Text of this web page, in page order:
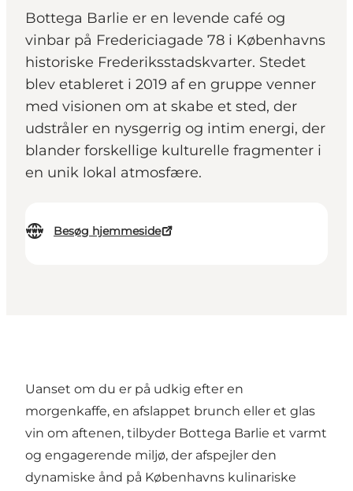
Bottega Barlie er en levende café og
vinbar på Fredericiagade 78 i Københavns
historiske Frederiksstadskvarter. Stedet
blev etableret i 2019 af en gruppe venner
med visionen om at skabe et sted, der
udstråler en nysgerrig og intim energi, der
blander forskellige kulturelle fragmenter i
en unik lokal atmosfære.
Besøg hjemmeside
Uanset om du er på udkig efter en
morgenkaffe, en afslappet brunch eller et glas
vin om aftenen, tilbyder Bottega Barlie et varmt
og engagerende miljø, der afspejler den
dynamiske ånd på Københavns kulinariske